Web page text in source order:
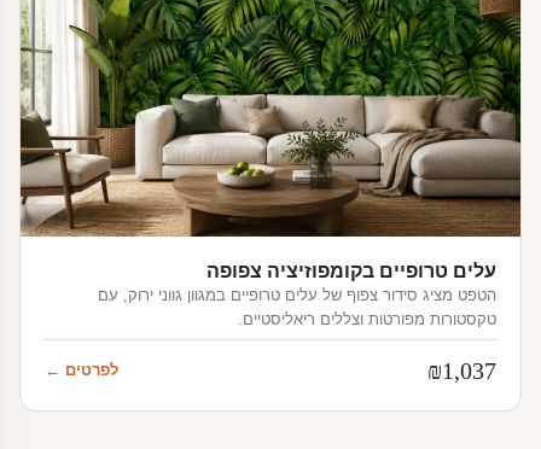
עלים טרופיים בקומפוזיציה צפופה
הטפט מציג סידור צפוף של עלים טרופיים במגוון גווני ירוק, עם
טקסטורות מפורטות וצללים ריאליסטיים.
₪1,037 לפרטים ←